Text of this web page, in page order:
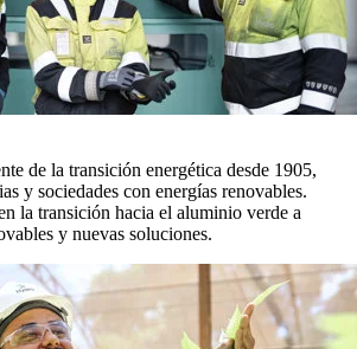
de la transición energética desde 1905,
y sociedades con energías renovables.
la transición hacia el aluminio verde a
y nuevas soluciones.